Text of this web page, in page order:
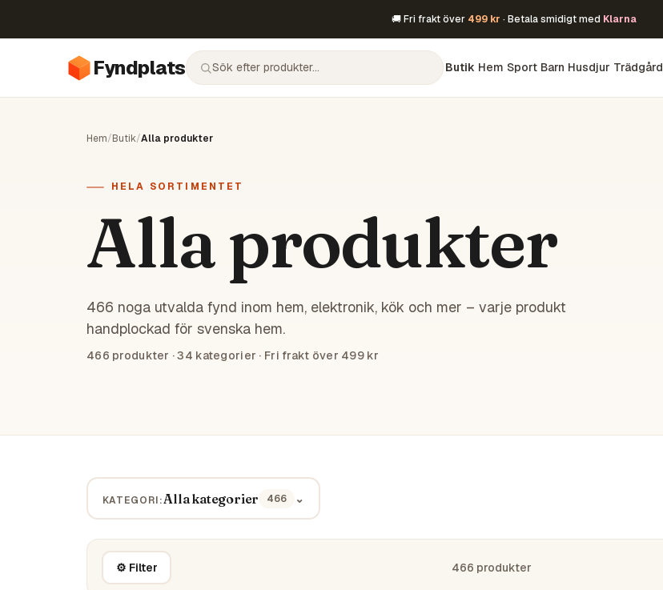
🚚 Fri frakt över 499 kr · Betala smidigt med Klarna
Fyndplats Butik Hem Sport Barn Husdjur Trädgård
Hem/Butik/Alla produkter
HELA SORTIMENTET
Alla produkter
466 noga utvalda fynd inom hem, elektronik, kök och mer – varje produkt
handplockad för svenska hem.
466 produkter ·34 kategorier · Fri frakt över 499 kr
KATEGORI:Alla kategorier 466 ⌄
⚙ Filter 466 produkter